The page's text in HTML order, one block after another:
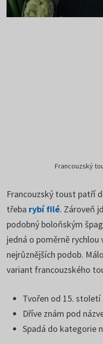
Francouzský
Francouzský toust patří
třeba rybí filé. Zároveň
podobný boloňským
jedná o poměrně
nejrůznějších podob.
variant francouzského
Tvořen od 15. století
Dříve znám pod
Spadá do kategorie